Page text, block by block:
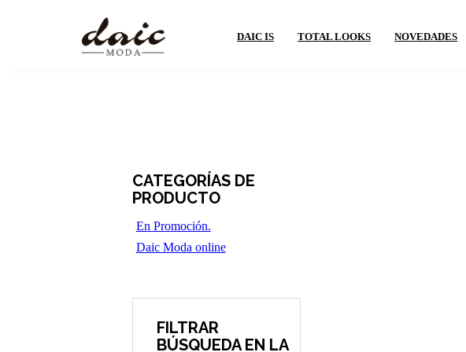
DAIC IS TOTAL LOOKS NOVEDADES
CATEGORÍAS DE
PRODUCTO
En Promoción.
Daic Moda online
FILTRAR
BÚSQUEDA EN LA